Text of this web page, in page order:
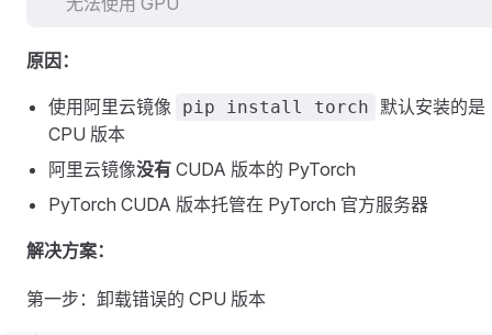
原因：
使用阿里云镜像 pip install torch
默认安装的是
CPU 版本
阿里云镜像没有 CUDA 版本的 PyTorch
PyTorch CUDA 版本托管在 PyTorch 官方服务器
解决方案：
第一步：卸载错误的 CPU 版本